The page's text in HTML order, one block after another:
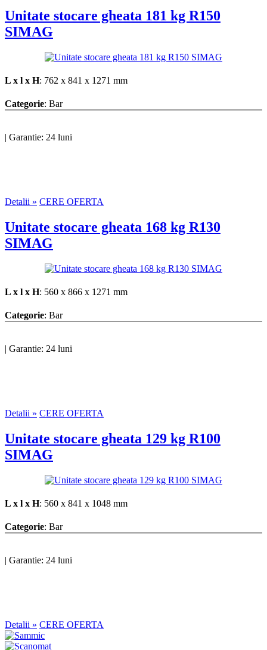
Unitate stocare gheata 181 kg R150
SIMAG
L x l x H: 762 x 841 x 1271 mm
Categorie: Bar
| Garantie: 24 luni
Detalii » CERE OFERTA
Unitate stocare gheata 168 kg R130
SIMAG
L x l x H: 560 x 866 x 1271 mm
Categorie: Bar
| Garantie: 24 luni
Detalii » CERE OFERTA
Unitate stocare gheata 129 kg R100
SIMAG
L x l x H: 560 x 841 x 1048 mm
Categorie: Bar
| Garantie: 24 luni
Detalii » CERE OFERTA